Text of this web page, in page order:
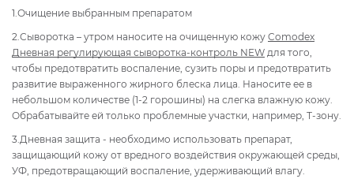
1.Очищение выбранным препаратом
2.Сыворотка – утром наносите на очищенную кожу Comodex
Дневная регулирующая сыворотка-контроль NEW для того,
чтобы предотвратить воспаление, сузить поры и предотвратить
развитие выраженного жирного блеска лица. Наносите ее в
небольшом количестве (1-2 горошины) на слегка влажную кожу.
Обрабатывайте ей только проблемные участки, например, Т-зону.
3.Дневная защита - необходимо использовать препарат,
защищающий кожу от вредного воздействия окружающей среды,
УФ, предотвращающий воспаление, удерживающий влагу.